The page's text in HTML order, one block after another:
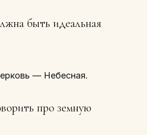
быть идеальная
— Небесная.
про земную